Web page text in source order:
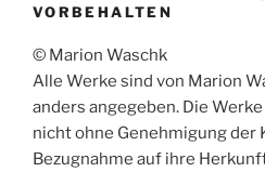
VORBEHALTEN
© Marion Waschk
Alle Werke sind von Marion
anders angegeben. Die
nicht ohne Genehmigung der
Bezugnahme auf ihre